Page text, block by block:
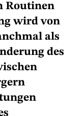
Routinen
wird von
als
des